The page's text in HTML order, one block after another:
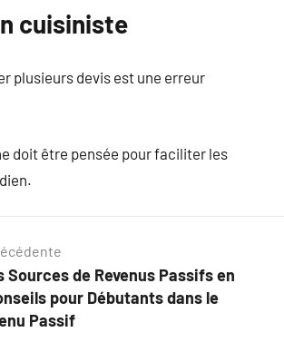
cuisiniste
plusieurs devis est une erreur
doit être pensée pour faciliter les
Sources de Revenus Passifs en
pour Débutants dans le
Passif